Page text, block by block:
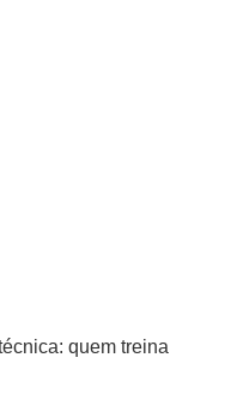
quem treina